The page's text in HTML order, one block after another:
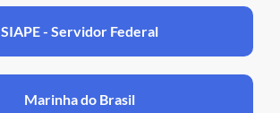
SIAPE - Servidor Federal
Marinha do Brasil